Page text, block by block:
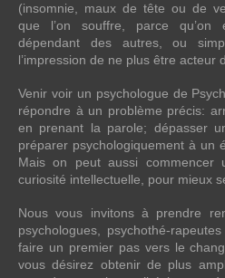
(insomnie, maux de tête ou de
que l’on souffre, parce qu’on
dépendant des autres, ou
l’impression de ne plus être acteur
Venir voir un psychologue de
répondre à un problème précis:
en prenant la parole; dépasser
préparer psychologiquement à un
Mais on peut aussi
curiosité intellectuelle, pour mieux
Nous vous invitons à prendre
psychologues, psychothé-
faire un premier pas vers le
vous désirez obtenir de plus